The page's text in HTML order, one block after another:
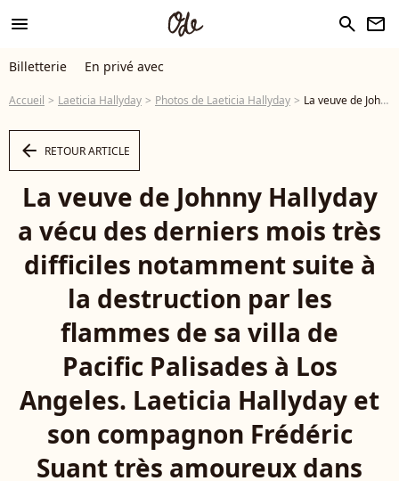
menu search newsletter
Billetterie En privé avec
Accueil Laeticia Hallyday Photos de Laeticia Hallyday La veuve de Johnny Hallyday a vécu des derniers mois très difficiles notamment suite à la destruction par les flammes de sa villa de Pacific Palisades à Los Angeles. Laeticia Hallyday et son compagnon Frédéric Suant très amoureux dans les tribunes lors des Internationaux de France de Tennis de Roland Garros 2025, à Paris, France, le 26 mai 2025. © Jacovides-Moreau/Bestimage - Photo
arrow_left RETOUR ARTICLE
La veuve de Johnny Hallyday
a vécu des derniers mois très
difficiles notamment suite à
la destruction par les
flammes de sa villa de
Pacific Palisades à Los
Angeles. Laeticia Hallyday et
son compagnon Frédéric
Suant très amoureux dans